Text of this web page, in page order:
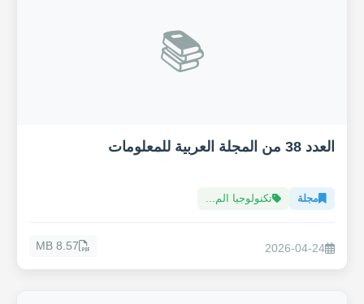
📚
العدد 38 من المجلة العربية للمعلومات
مجلة تكنولوجيا الم...
2026-04-24
8.57 MB